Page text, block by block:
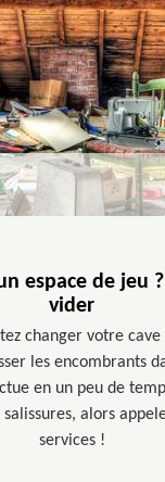
espace de
vider
changer votre
les encombrants
en un peu de
alors
services !